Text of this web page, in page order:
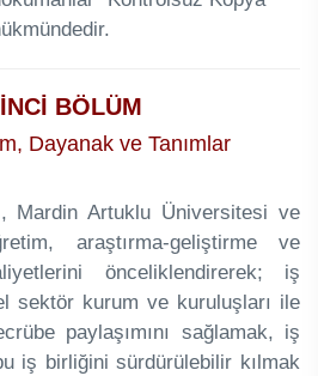
BÖLÜM
Dayanak ve Tanımlar
Mardin Artuklu Üniversitesi ve
araştırma-geliştirme ve
önceliklendirerek; iş
sektör kurum ve kuruluşları ile
paylaşımını sağlamak, iş
iş birliğini sürdürülebilir kılmak